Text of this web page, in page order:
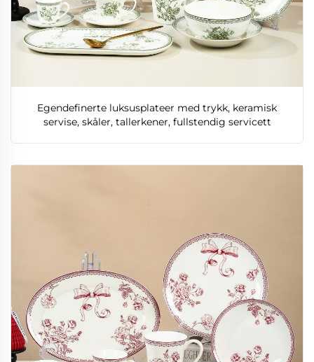
Egendefinerte luksusplateer med trykk, keramisk
servise, skåler, tallerkener, fullstendig servicett